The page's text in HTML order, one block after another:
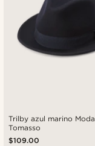
Trilby azul marino Moda
Tomasso
$109.00